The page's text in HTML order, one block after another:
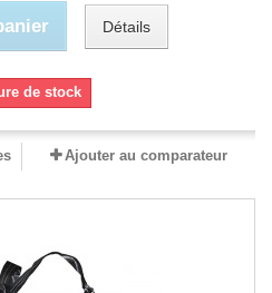
Détails
de stock
Ajouter au comparateur